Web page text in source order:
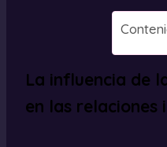
La influencia de
en las relaciones